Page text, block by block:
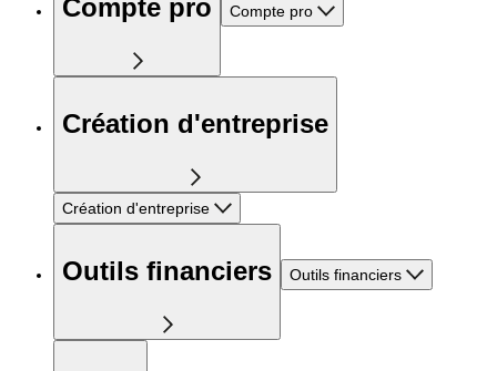
Compte pro Compte pro
Création d'entreprise
Création d'entreprise
Outils financiers Outils financiers